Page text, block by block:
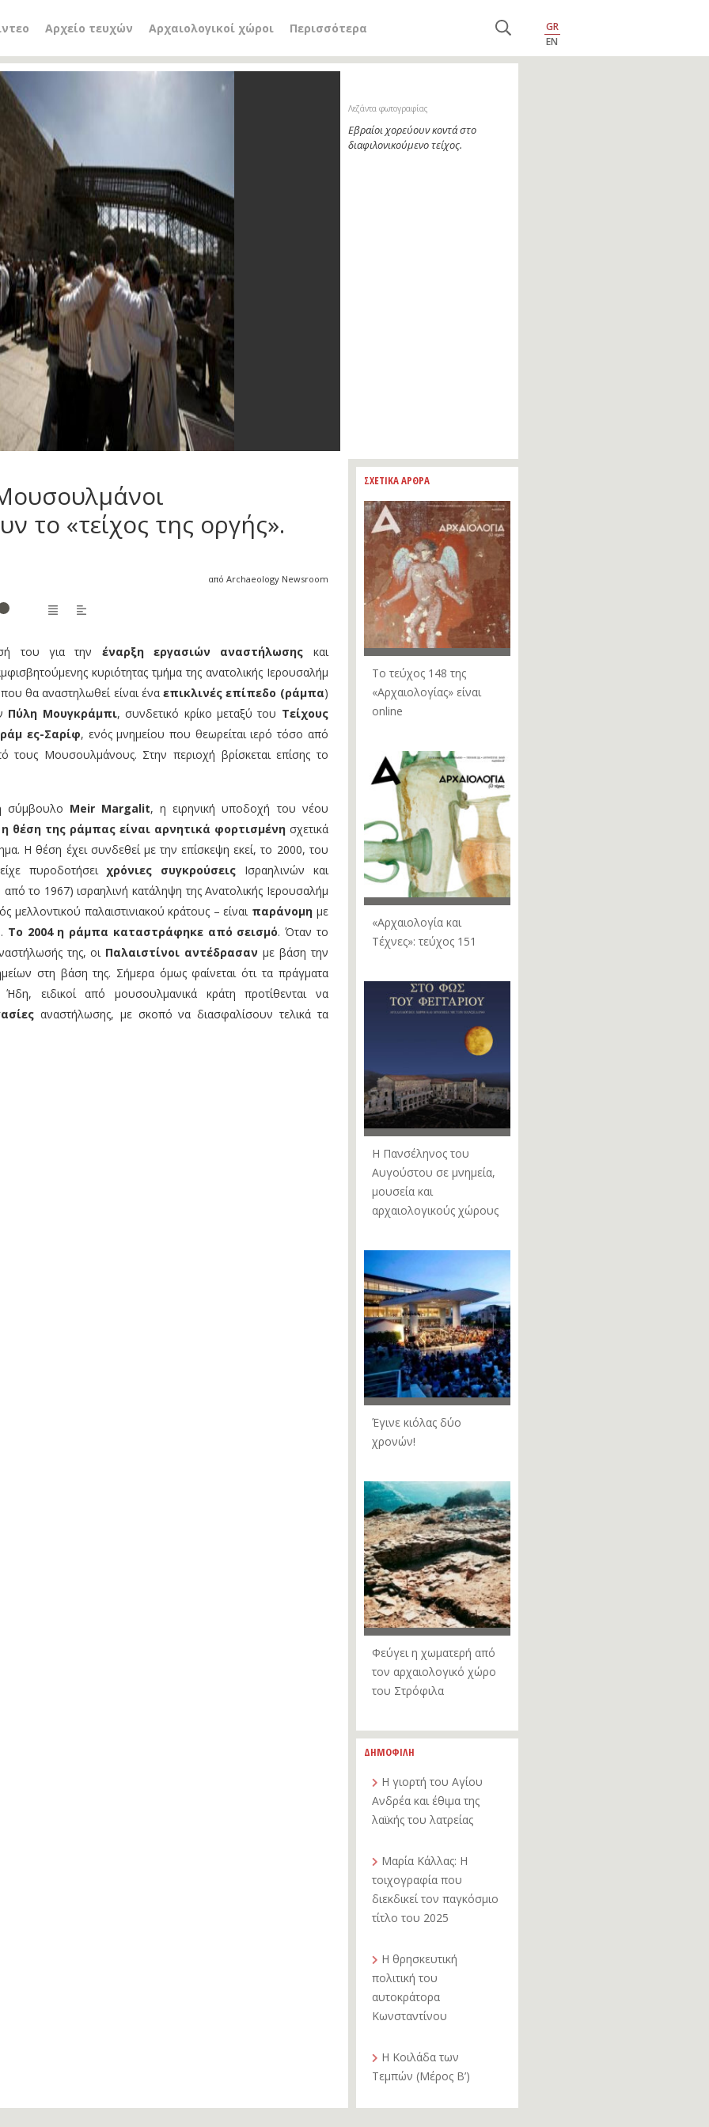
Αρχείο τευχών Αρχαιολογικοί χώροι Περισσότερα
GR
EN
Λεζάντα φωτογραφίας
Εβραίοι χορεύουν κοντά στο
διαφιλονικούμενο τείχος.
το «τείχος της οργής».
από Archaeology Newsroom
του για την έναρξη εργασιών αναστήλωσης και
κυριότητας τμήμα της ανατολικής Ιερουσαλήμ
θα αναστηλωθεί είναι έναεπικλινές επίπεδο (ράμπα)
Πύλη Μουγκράμπι, συνδετικό κρίκο μεταξύ του Τείχους
ες-Σαρίφ, ενός μνημείου που θεωρείται ιερό τόσο από
τους Μουσουλμάνους. Στην περιοχή βρίσκεται επίσης το
σύμβουλο Meir Margalit, η ειρηνική υποδοχή του νέου
η θέση της ράμπας είναι αρνητικά φορτισμένησχετικά
Η θέση έχει συνδεθεί με την επίσκεψη εκεί, το 2000, του
πυροδοτήσει χρόνιες συγκρούσεις Ισραηλινών και
το 1967) ισραηλινή κατάληψη της Ανατολικής Ιερουσαλήμ
μελλοντικού παλαιστινιακού κράτους – είναι παράνομη με
Το 2004 η ράμπα καταστράφηκε από σεισμό. Όταν το
της, οι Παλαιστίνοι αντέδρασαν με βάση την
στη βάση της. Σήμερα όμως φαίνεται ότι τα πράγματα
Ήδη, ειδικοί από μουσουλμανικά κράτη προτίθενται να
αναστήλωσης, με σκοπό να διασφαλίσουν τελικά τα
ΣΧΕΤΙΚΑ ΑΡΘΡΑ
Το τεύχος 148 της
«Αρχαιολογίας» είναι
online
«Αρχαιολογία και
Τέχνες»: τεύχος 151
Η Πανσέληνος του
Αυγούστου σε μνημεία,
μουσεία και
αρχαιολογικούς χώρους
Έγινε κιόλας δύο
χρονών!
Φεύγει η χωματερή από
τον αρχαιολογικό χώρο
του Στρόφιλα
ΔΗΜΟΦΙΛΗ
Η γιορτή του Αγίου
Ανδρέα και έθιμα της
λαϊκής του λατρείας
Μαρία Κάλλας: Η
τοιχογραφία που
διεκδικεί τον παγκόσμιο
τίτλο του 2025
Η θρησκευτική
πολιτική του
αυτοκράτορα
Κωνσταντίνου
Η Κοιλάδα των
Τεμπών (Μέρος Β’)